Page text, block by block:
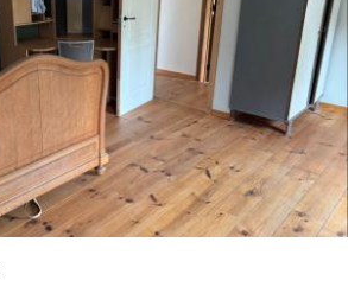
Huur:
450 € (75 €/pers.)
Kosten:
75 € (13 €/pers.)
Duur:
12 maanden
Domiciliëring:
Toegelaten
Inrichting
Badkamer:
Gemeenschappelijk
Keuken:
Gemeenschappelijk
Oppervlakte:
200 m
Private kamers:
1